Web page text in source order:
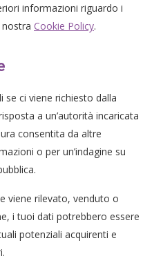
informazioni riguardo i
Cookie Policy.
ci viene richiesto dalla
a un’autorità incaricata
consentita da altre
o per un’indagine su
viene rilevato, venduto o
i tuoi dati potrebbero essere
potenziali acquirenti e